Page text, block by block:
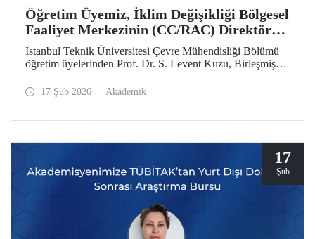
Öğretim Üyemiz, İklim Değişikliği Bölgesel
Faaliyet Merkezinin (CC/RAC) Direktörü
Oldu
İstanbul Teknik Üniversitesi Çevre Mühendisliği Bölümü
öğretim üyelerinden Prof. Dr. S. Levent Kuzu, Birleşmiş
(UNEP/MAP) bünyesinde faaliyet gösteren İklim
17 Şub 2026 Akademik
17
Şub